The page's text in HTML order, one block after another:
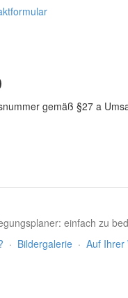
gemäß §27 a
einfach zu
· Bildergalerie · Auf Ihrer